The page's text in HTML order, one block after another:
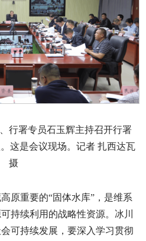
行署专员石玉辉主持召开行署
这是会议现场。记者 扎西达瓦
摄
原重要的“固体水库”，是维系
持续利用的战略性资源。冰川
可持续发展，要深入学习贯彻